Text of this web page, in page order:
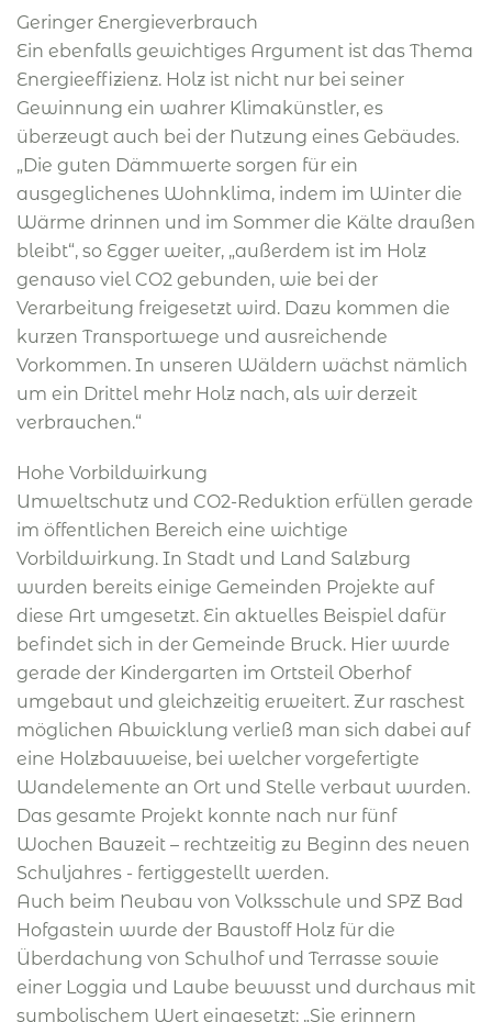
Geringer Energieverbrauch
Ein ebenfalls gewichtiges Argument ist das Thema
Energieeffizienz. Holz ist nicht nur bei seiner
Gewinnung ein wahrer Klimakünstler, es
überzeugt auch bei der Nutzung eines Gebäudes.
„Die guten Dämmwerte sorgen für ein
ausgeglichenes Wohnklima, indem im Winter die
Wärme drinnen und im Sommer die Kälte draußen
bleibt“, so Egger weiter, „außerdem ist im Holz
genauso viel CO2 gebunden, wie bei der
Verarbeitung freigesetzt wird. Dazu kommen die
kurzen Transportwege und ausreichende
Vorkommen. In unseren Wäldern wächst nämlich
um ein Drittel mehr Holz nach, als wir derzeit
verbrauchen.“
Hohe Vorbildwirkung
Umweltschutz und CO2-Reduktion erfüllen gerade
im öffentlichen Bereich eine wichtige
Vorbildwirkung. In Stadt und Land Salzburg
wurden bereits einige Gemeinden Projekte auf
diese Art umgesetzt. Ein aktuelles Beispiel dafür
befindet sich in der Gemeinde Bruck. Hier wurde
gerade der Kindergarten im Ortsteil Oberhof
umgebaut und gleichzeitig erweitert. Zur raschest
möglichen Abwicklung verließ man sich dabei auf
eine Holzbauweise, bei welcher vorgefertigte
Wandelemente an Ort und Stelle verbaut wurden.
Das gesamte Projekt konnte nach nur fünf
Wochen Bauzeit – rechtzeitig zu Beginn des neuen
Schuljahres - fertiggestellt werden.
Auch beim Neubau von Volksschule und SPZ Bad
Hofgastein wurde der Baustoff Holz für die
Überdachung von Schulhof und Terrasse sowie
einer Loggia und Laube bewusst und durchaus mit
symbolischem Wert eingesetzt: „Sie erinnern